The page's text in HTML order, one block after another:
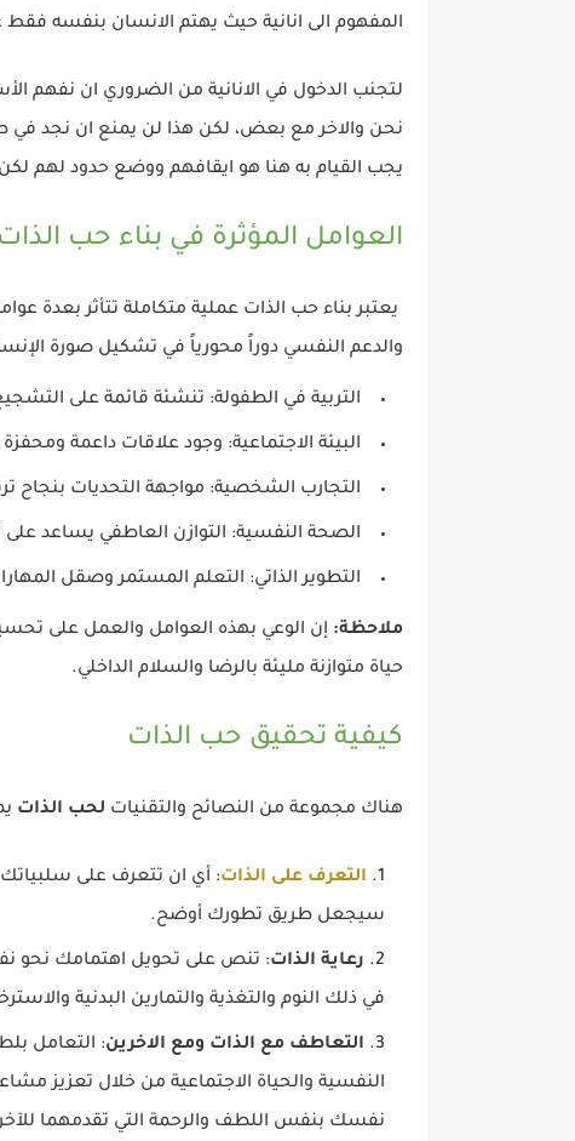
المفهوم الى انانية حيث يهتم الانسان بنفسه فقط
لتجنب الدخول في الانانية من الضروري ان نفهم
نحن والاخر مع بعض، لكن هذا لن يمنع ان نجد
يجب القيام به هنا هو ايقافهم ووضع حدود لهم
العوامل المؤثرة في بناء حب الذات
يعتبر بناء حب الذات عملية متكاملة تتأثر بعدة
والدعم النفسي دوراً محورياً في تشكيل صورة
التربية في الطفولة: تنشئة قائمة على
البيئة الاجتماعية: وجود علاقات داعمة
التجارب الشخصية: مواجهة التحديات بنجاح
الصحة النفسية: التوازن العاطفي يساعد على
التطوير الذاتي: التعلم المستمر وصقل
ملاحظة: إن الوعي بهذه العوامل والعمل على
حياة متوازنة مليئة بالرضا والسلام الداخلي.
كيفية تحقيق حب الذات
هناك مجموعة من النصائح والتقنيات لحب الذات
التعرف على الذات: أي ان تتعرف على سلبياتك
سيجعل طريق تطورك أوضح.
رعاية الذات: تنص على تحويل اهتمامك نحو
في ذلك النوم والتغذية والتمارين البدنية
التعاطف مع الذات ومع الاخرين: التعامل
النفسية والحياة الاجتماعية من خلال تعزيز
نفسك بنفس اللطف والرحمة التي تقدمهما